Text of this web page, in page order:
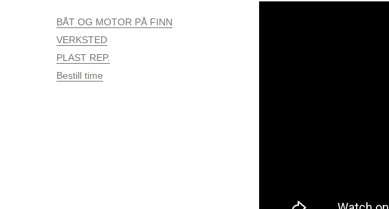
BÅT OG MOTOR PÅ FINN
VERKSTED
PLAST REP.
Bestill time